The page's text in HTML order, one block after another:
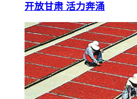
开放甘肃 活力奔涌